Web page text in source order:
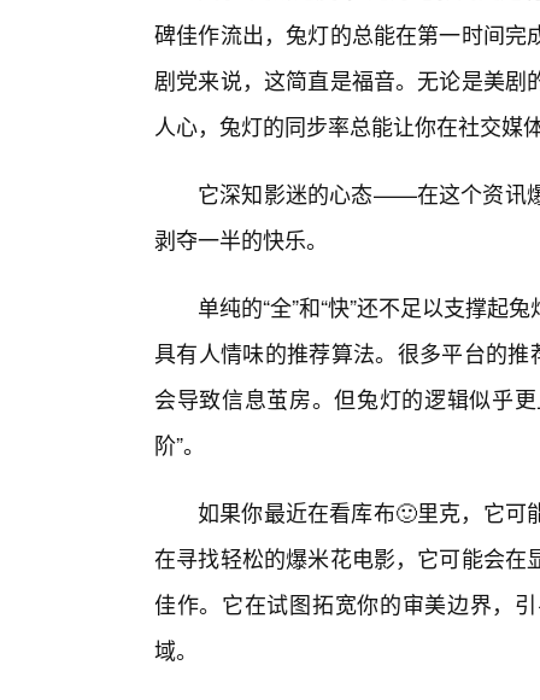
碑佳作流出，兔灯的总能在第一时间
剧党来说，这简直是福音。无论是美
人心，兔灯的同步率总能让你在社交媒
它深知影迷的心态——在这个资讯
剥夺一半的快乐。
单纯的“全”和“快”还不足以支撑起
具有人情味的推荐算法。很多平台的
会导致信息茧房。但兔灯的逻辑似乎
阶”。
如果你最近在看库布🙂里克，它可
在寻找轻松的爆米花电影，它可能会
佳作。它在试图拓宽你的审美边界，
域。